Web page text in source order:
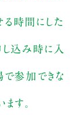
る時間にした
し込み時に入
で参加できな
す。